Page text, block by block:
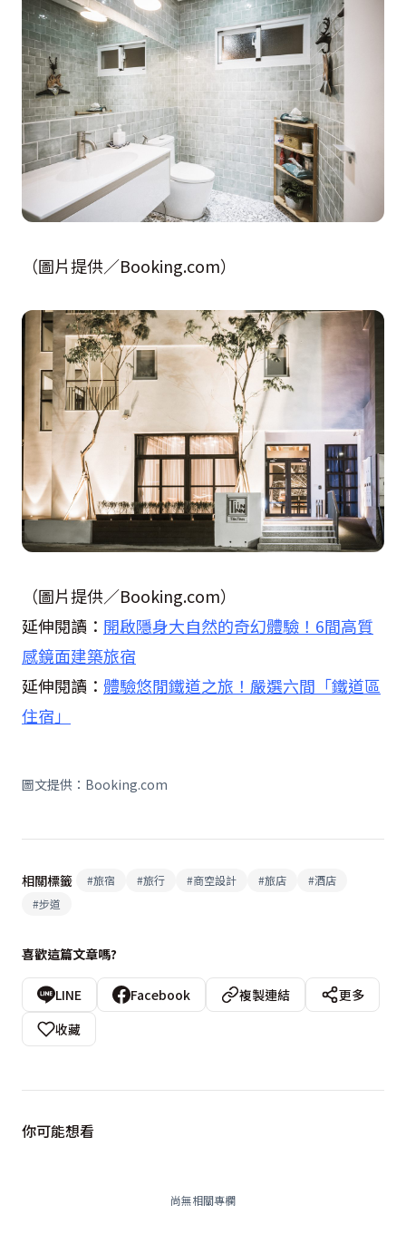
（圖片提供／Booking.com）
（圖片提供／Booking.com）
延伸閱讀： 開啟隱身大自然的奇幻體驗！6間高質
感鏡面建築旅宿
延伸閱讀： 體驗悠閒鐵道之旅！嚴選六間「鐵道區
住宿」
圖文提供：Booking.com
相關標籤 #旅宿 #旅行 #商空設計 #旅店 #酒店
#步道
喜歡這篇文章嗎?
LINE Facebook 複製連結
更多
收藏
你可能想看
尚無相關專欄